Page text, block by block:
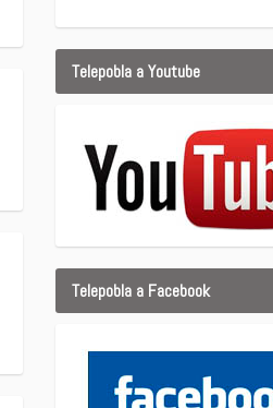
Telepobla a Youtube
Telepobla a Facebook